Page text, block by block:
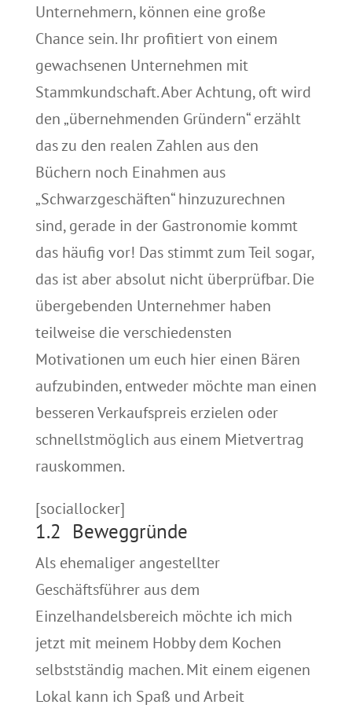
Unternehmern, können eine große
Chance sein. Ihr profitiert von einem
gewachsenen Unternehmen mit
Stammkundschaft. Aber Achtung, oft wird
den „übernehmenden Gründern“ erzählt
das zu den realen Zahlen aus den
Büchern noch Einahmen aus
„Schwarzgeschäften“ hinzuzurechnen
sind, gerade in der Gastronomie kommt
das häufig vor! Das stimmt zum Teil sogar,
das ist aber absolut nicht überprüfbar. Die
übergebenden Unternehmer haben
teilweise die verschiedensten
Motivationen um euch hier einen Bären
aufzubinden, entweder möchte man einen
besseren Verkaufspreis erzielen oder
schnellstmöglich aus einem Mietvertrag
rauskommen.
[sociallocker]
1.2 Beweggründe
Als ehemaliger angestellter
Geschäftsführer aus dem
Einzelhandelsbereich möchte ich mich
jetzt mit meinem Hobby dem Kochen
selbstständig machen. Mit einem eigenen
Lokal kann ich Spaß und Arbeit